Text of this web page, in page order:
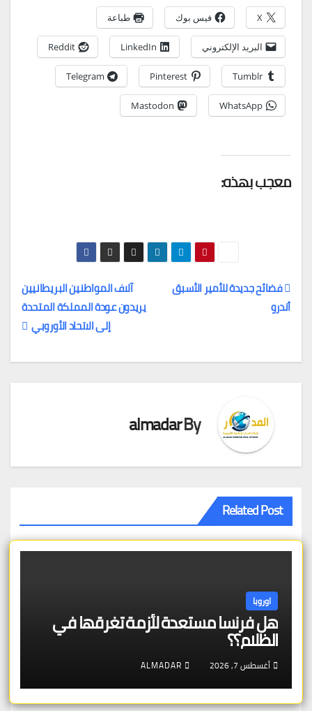
X فيس بوك طباعة
البريد الإلكتروني LinkedIn
Reddit
Tumblr
Pinterest
Telegram
WhatsApp
Mastodon
معجب بهذه:
تصفّح
آلاف المواطنين البريطانيين
يريدون عودة المملكة المتحدة
إلى الاتحاد الأوروبي
فضائح جديدة للأمير الأسبق
أندرو
By
almadar
Related Post
اوروبا
هل فرنسا مستعدة لأزمة تغرقها في
الظلام؟؟
أغسطس 7, 2026 ALMADAR